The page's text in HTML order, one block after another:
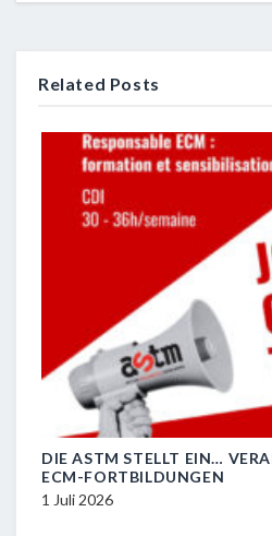
Related Posts
DIE ASTM STELLT EIN…
ECM-FORTBILDUNGEN
1 Juli 2026